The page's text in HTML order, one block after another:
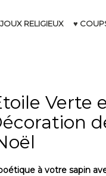
RELIGIEUX ♥
Verte
à votre sapin